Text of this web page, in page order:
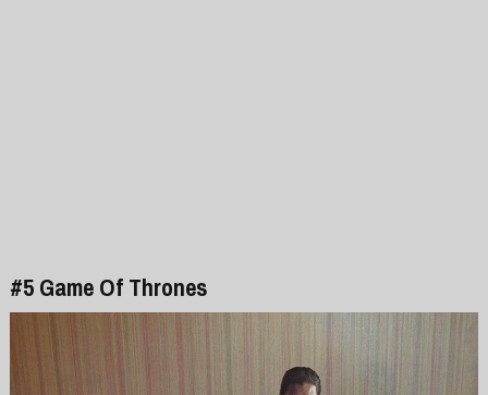
#5 Game Of Thrones